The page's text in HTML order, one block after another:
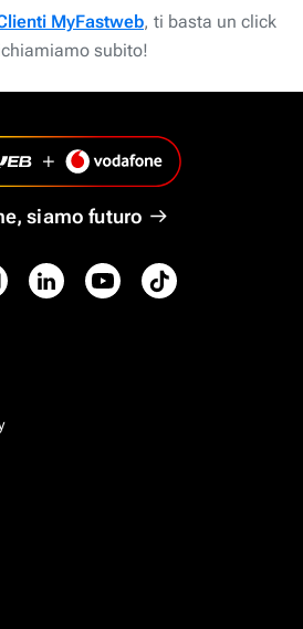
MyFastweb, ti basta un click
subito!
siamo futuro